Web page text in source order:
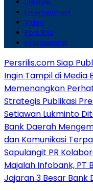
Entertainment
Video
Pers Rilis
Internasional
Persrilis.com Siap
Ingin Tampil di Media
Memenangkan
Strategis Publikasi
Setiawan Lukminto
Bank Daerah
dan Komunikasi
Sapulangit PR
Majalah Infobank, PT
Jajaran 3 Besar Bank